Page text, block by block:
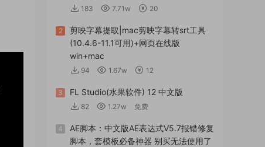
183 7.71w 20
2
剪映字幕提取|mac剪映字幕转srt工具
(10.4.6-11.1可用)+网页在线版
win+mac
94 1.67w 12
3 FL Studio(水果软件) 12 中文版
82 1.27w 免费
4
AE脚本：中文版AE表达式V5.7报错修复
脚本，套模板必备神器 别买无法使用了